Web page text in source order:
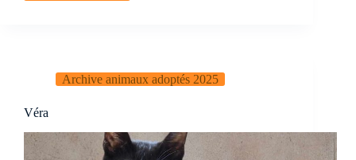
Archive animaux adoptés 2025
Véra